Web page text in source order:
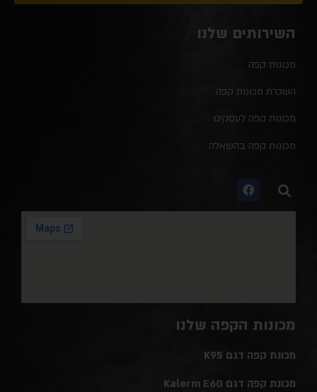
השירותים שלנו
מכונות קפה
השכרת מכונות קפה
מכונות קפה לעסקים
מכונות קפה בהשאלה
מכונות הקפה שלנו
מכונת קפה דגם K95
מכונת קפה דגם Kalerm E60